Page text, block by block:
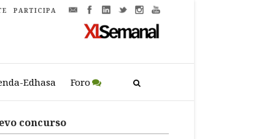
PARTICIPA
Edhasa Foro
concurso